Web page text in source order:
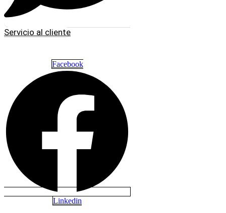
Servicio al cliente
Facebook
Linkedin